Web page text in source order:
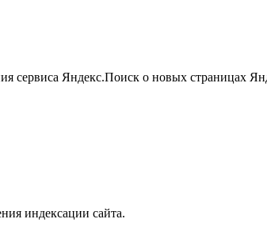
сервиса Яндекс.Поиск о новых страницах
индексации сайта.